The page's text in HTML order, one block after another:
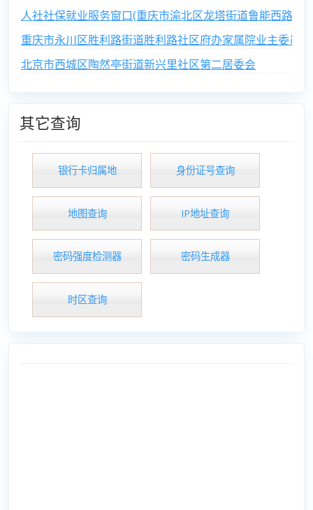
人社社保就业服务窗口(重庆市渝北区龙塔街道鲁能西路社
重庆市永川区胜利路街道胜利路社区府办家属院业主委员会
北京市西城区陶然亭街道新兴里社区第二居委会
其它查询
银行卡归属地 身份证号查询
地图查询 IP地址查询
密码强度检测器 密码生成器
时区查询